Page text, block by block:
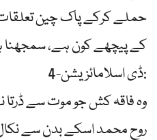
حملے کرکے پاک چین
کے پیچھے کون ہے، سمجھنا
4-ڈی اسلامائزیشن:
‏وہ فاقہ کش جو موت سے ڈرتا
روحِ محمد اسکے بدن سے